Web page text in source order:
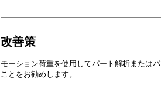
改善策
モーション荷重を使用してパート解析または
ことをお勧めします。